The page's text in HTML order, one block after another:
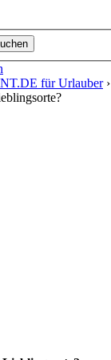
für Urlauber›